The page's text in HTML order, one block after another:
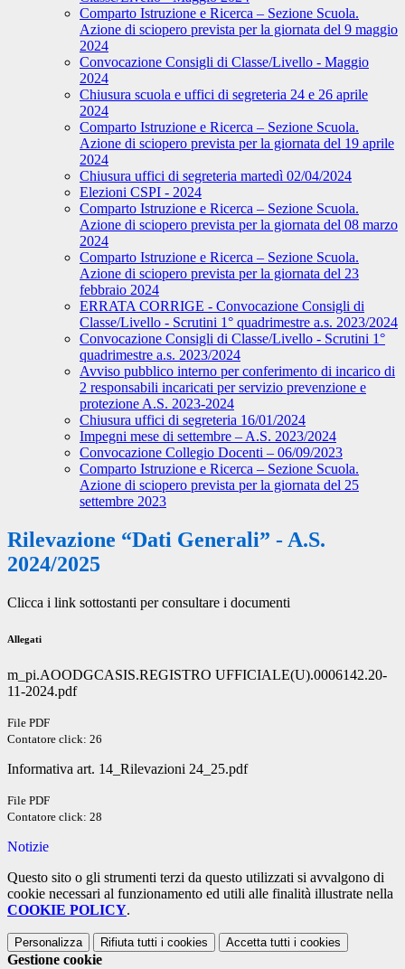
Comparto Istruzione e Ricerca – Sezione Scuola.
Azione di sciopero prevista per la giornata del 9 maggio
2024
Convocazione Consigli di Classe/Livello - Maggio
2024
Chiusura scuola e uffici di segreteria 24 e 26 aprile
2024
Comparto Istruzione e Ricerca – Sezione Scuola.
Azione di sciopero prevista per la giornata del 19 aprile
2024
Chiusura uffici di segreteria martedì 02/04/2024
Elezioni CSPI - 2024
Comparto Istruzione e Ricerca – Sezione Scuola.
Azione di sciopero prevista per la giornata del 08 marzo
2024
Comparto Istruzione e Ricerca – Sezione Scuola.
Azione di sciopero prevista per la giornata del 23
febbraio 2024
ERRATA CORRIGE - Convocazione Consigli di
Classe/Livello - Scrutini 1° quadrimestre a.s. 2023/2024
Convocazione Consigli di Classe/Livello - Scrutini 1°
quadrimestre a.s. 2023/2024
Avviso pubblico interno per conferimento di incarico di
2 responsabili incaricati per servizio prevenzione e
protezione A.S. 2023-2024
Chiusura uffici di segreteria 16/01/2024
Impegni mese di settembre – A.S. 2023/2024
Convocazione Collegio Docenti – 06/09/2023
Comparto Istruzione e Ricerca – Sezione Scuola.
Azione di sciopero prevista per la giornata del 25
settembre 2023
Rilevazione “Dati Generali” - A.S.
2024/2025
Clicca i link sottostanti per consultare i documenti
Allegati
m_pi.AOODGCASIS.REGISTRO UFFICIALE(U).0006142.20-
11-2024.pdf
File PDF
Contatore click: 26
Informativa art. 14_Rilevazioni 24_25.pdf
File PDF
Contatore click: 28
Notizie
Questo sito o gli strumenti terzi da questo utilizzati si avvalgono di
cookie necessari al funzionamento ed utili alle finalità illustrate nella
COOKIE POLICY.
Personalizza Rifiuta tutti i cookies Accetta tutti i cookies
Gestione cookie